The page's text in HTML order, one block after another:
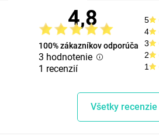
4,8
100% zákazníkov odporúča
3 hodnotenie
1 recenzií
5
4
3
2
1
Všetky